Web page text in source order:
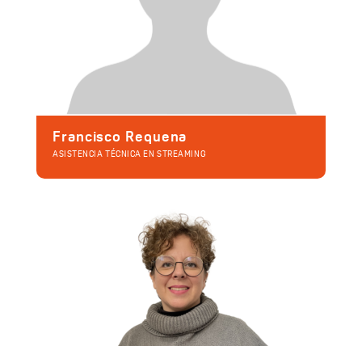
Francisco Requena
ASISTENCIA TÉCNICA EN STREAMING